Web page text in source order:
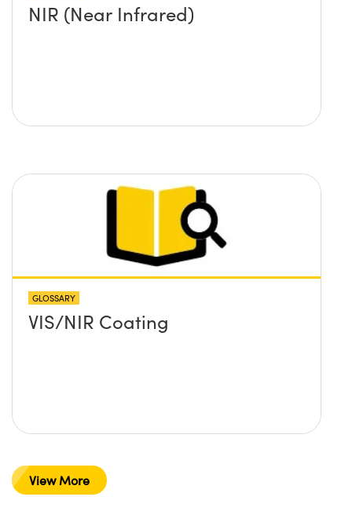
NIR (Near Infrared)
GLOSSARY
VIS/NIR Coating
View More